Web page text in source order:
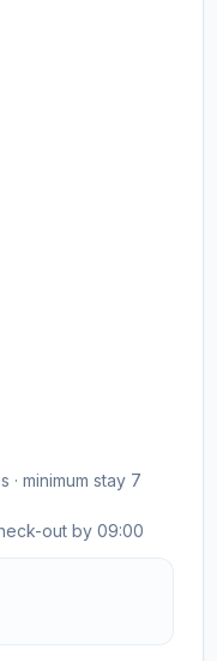
minimum stay 7
out by 09:00